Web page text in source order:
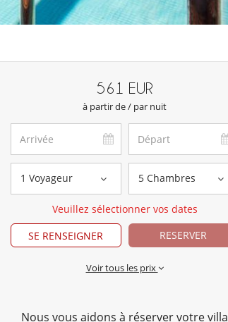
561 EUR
à partir de / par nuit
1 Voyageur 5 Chambres
Veuillez sélectionner vos dates
SE RENSEIGNER
RESERVER
Voir tous les prix
Nous vous aidons à réserver votre villa